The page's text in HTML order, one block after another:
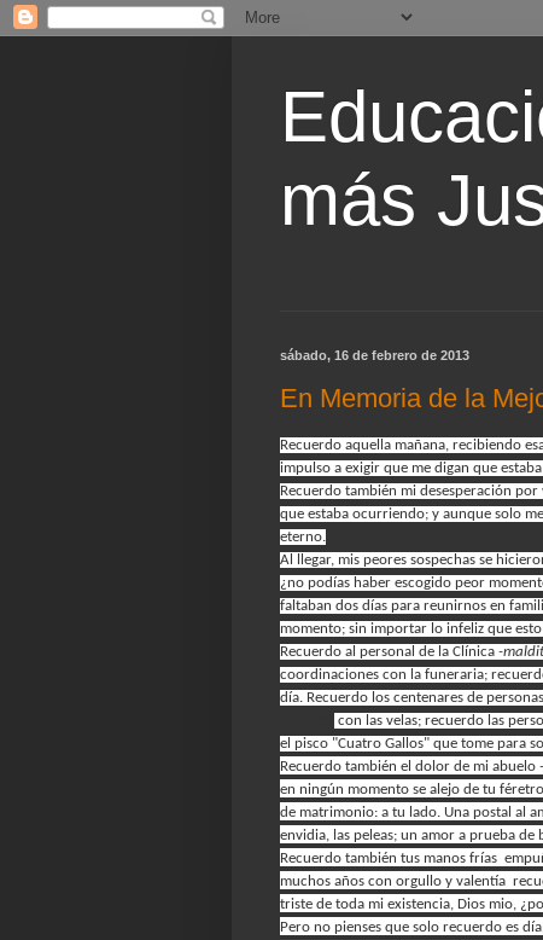
más
sábado, 16 de febrero de 2013
En Memoria de la
Recuerdo aquella mañana, recibiendo
impulso a exigir que me digan que
Recuerdo también mi desesperación
que estaba ocurriendo; y aunque solo
eterno.
Al llegar, mis peores sospechas se
¿no podías haber escogido peor
faltaban dos días para reunirnos en
momento; sin importar lo infeliz que esto
Recuerdo al personal de la Clínica -
coordinaciones con la funeraria;
día. Recuerdo los centenares de
con las velas; recuerdo las
el pisco "Cuatro Gallos" que tome para
Recuerdo también el dolor de mi abuelo
en ningún momento se alejo de tu
de matrimonio: a tu lado. Una postal al
envidia, las peleas; un amor a prueba de
Recuerdo también tus manos frías
muchos años con orgullo y valentía
triste de toda mi existencia, Dios mio,
Pero no pienses que solo recuerdo es